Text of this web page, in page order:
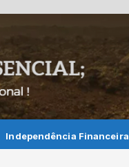
Independência Financeira